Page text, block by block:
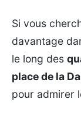
Si vous
davantage
le long des
place de la
pour admirer